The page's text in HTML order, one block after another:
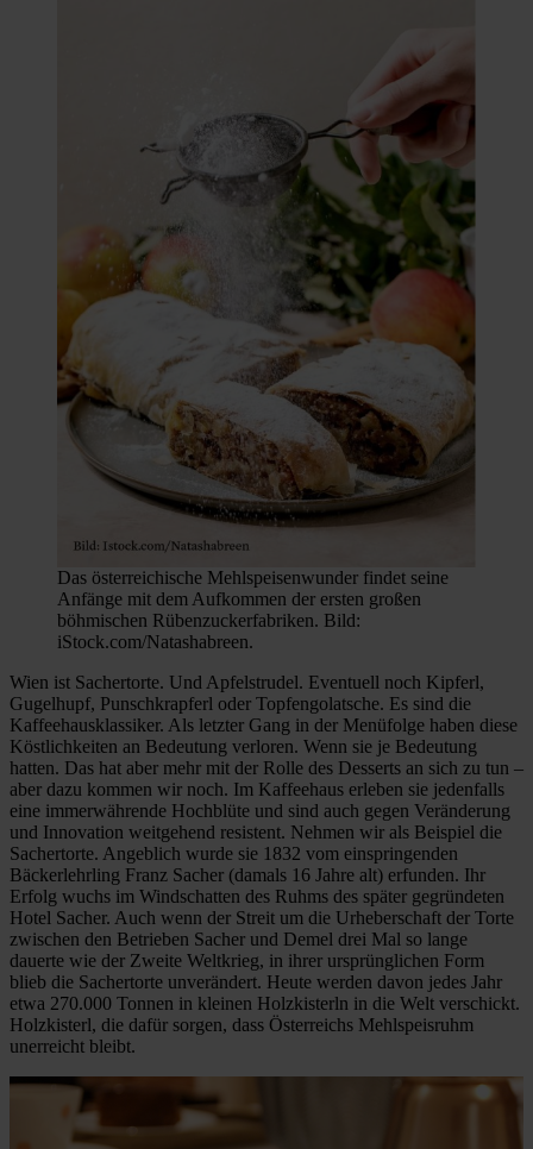
Das österreichische Mehlspeisenwunder findet seine
Anfänge mit dem Aufkommen der ersten großen
böhmischen Rübenzuckerfabriken. Bild:
iStock.com/Natashabreen.
Wien ist Sachertorte. Und Apfelstrudel. Eventuell noch Kipferl,
Gugelhupf, Punschkrapferl oder Topfengolatsche. Es sind die
Kaffeehausklassiker. Als letzter Gang in der Menüfolge haben diese
Köstlichkeiten an Bedeutung verloren. Wenn sie je Bedeutung
hatten. Das hat aber mehr mit der Rolle des Desserts an sich zu tun –
aber dazu kommen wir noch. Im Kaffeehaus erleben sie jedenfalls
eine immerwährende Hochblüte und sind auch gegen Veränderung
und Innovation weitgehend resistent. Nehmen wir als Beispiel die
Sachertorte. Angeblich wurde sie 1832 vom einspringenden
Bäckerlehrling Franz Sacher (damals 16 Jahre alt) erfunden. Ihr
Erfolg wuchs im Windschatten des Ruhms des später gegründeten
Hotel Sacher. Auch wenn der Streit um die Urheberschaft der Torte
zwischen den Betrieben Sacher und Demel drei Mal so lange
dauerte wie der Zweite Weltkrieg, in ihrer ursprünglichen Form
blieb die Sachertorte unverändert. Heute werden davon jedes Jahr
etwa 270.000 Tonnen in kleinen Holzkisterln in die Welt verschickt.
Holzkisterl, die dafür sorgen, dass Österreichs Mehlspeisruhm
unerreicht bleibt.